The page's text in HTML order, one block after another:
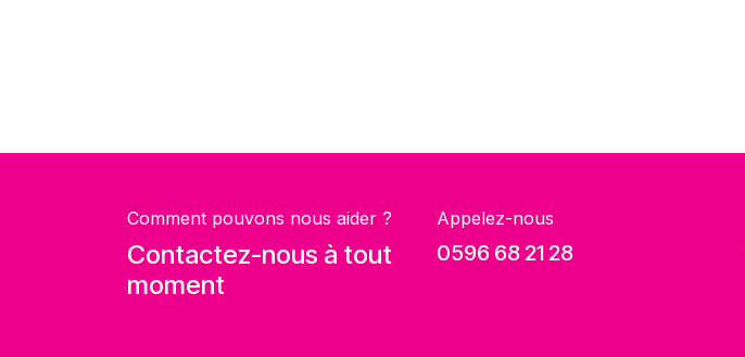
Comment pouvons nous aider ?
Contactez-nous à tout
moment
Appelez-nous
0596 68 21 28